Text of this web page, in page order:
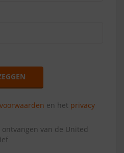
voorwaarden en het privacy
ontvangen van de United